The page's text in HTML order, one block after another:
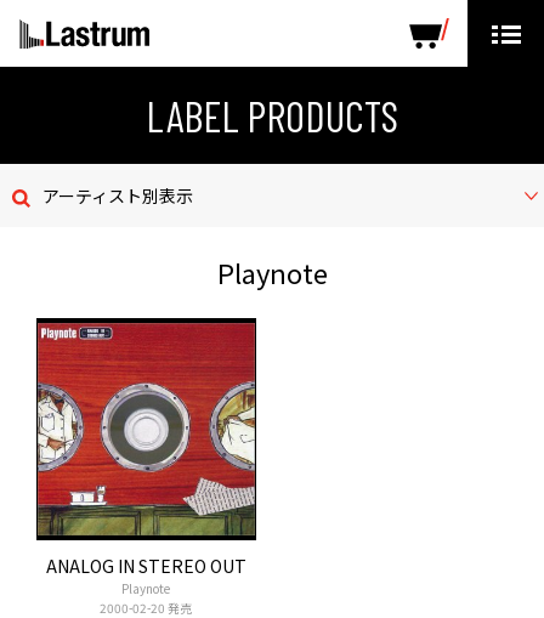
LABEL PRODUCTS
デモテープ
プライバシーポリシー
ENGLISH PAGE
LABEL PRODUCTS
アーティスト別表示
Playnote
ANALOG IN STEREO OUT
Playnote
2000-02-20 発売